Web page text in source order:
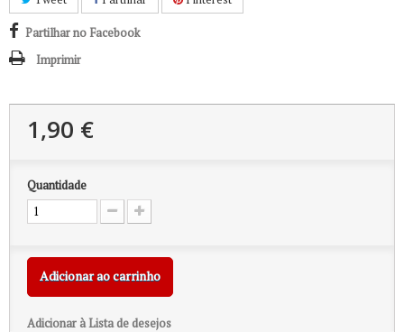
Partilhar no Facebook
Imprimir
1,90 €
Quantidade
Adicionar ao carrinho
Adicionar à Lista de desejos